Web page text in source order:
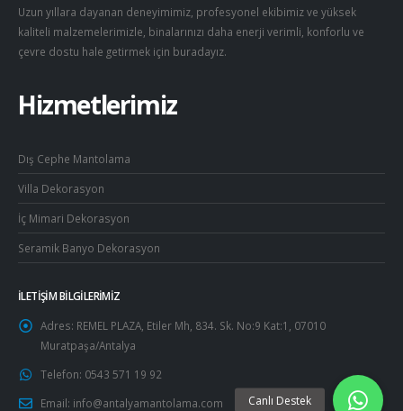
Uzun yıllara dayanan deneyimimiz, profesyonel ekibimiz ve yüksek
kaliteli malzemelerimizle, binalarınızı daha enerji verimli, konforlu ve
çevre dostu hale getirmek için buradayız.
Hizmetlerimiz
Dış Cephe Mantolama
Villa Dekorasyon
İç Mimari Dekorasyon
Seramik Banyo Dekorasyon
İLETIŞIM BILGILERIMIZ
Adres: REMEL PLAZA, Etiler Mh, 834. Sk. No:9 Kat:1, 07010
Muratpaşa/Antalya
Telefon: 0543 571 19 92
Email: info@antalyamantolama.com